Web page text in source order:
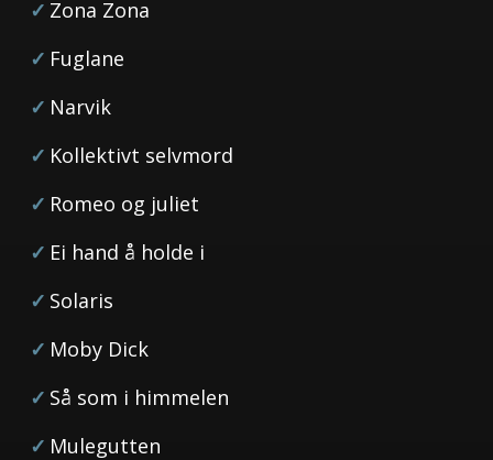
Zona Zona
Fuglane
Narvik
Kollektivt selvmord
Romeo og juliet
Ei hand å holde i
Solaris
Moby Dick
Så som i himmelen
Mulegutten